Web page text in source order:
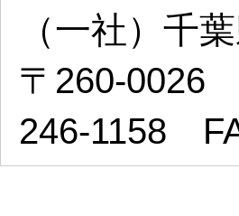
（一社）千
〒260-0026
246-1158